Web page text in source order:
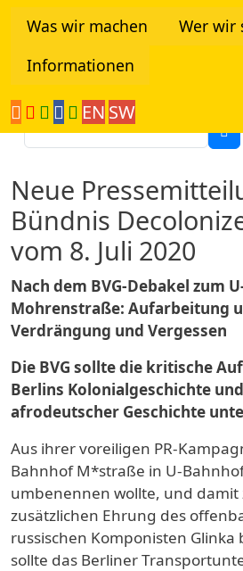
Was wir machen
Wer wir
Informationen
EN SW
Suche
Neue
Bündnis
vom 8. Juli 2020
Nach dem BVG-Debakel zum
Mohrenstraße: Aufarbeitung
Verdrängung und Vergessen
Die BVG sollte die kritische
Berlins Kolonialgeschichte
afrodeutscher Geschichte
Aus ihrer voreiligen PR-
Bahnhof M*straße in U-
umbenennen wollte, und damit
zusätzlichen Ehrung des
russischen Komponisten
sollte das Berliner